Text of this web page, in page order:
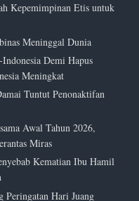
Kepemimpinan Etis untuk
Meninggal Dunia
Demi Hapus
Meningkat
Tuntut Penonaktifan
Awal Tahun 2026,
Miras
Kematian Ibu Hamil
Peringatan Hari Juang